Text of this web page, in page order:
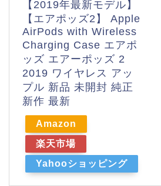
【2019年最新モデル】
【エアポッズ2】 Apple
AirPods with Wireless
Charging Case エアポ
ッズ エアーポッズ 2
2019 ワイヤレス アッ
プル 新品 未開封 純正
新作 最新
Amazon
楽天市場
Yahooショッピング